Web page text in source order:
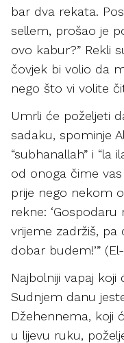
bar dva rekata.
sellem, prošao je
ovo kabur?” Rekli
čovjek bi volio da
nego što vi volite
Umrli će poželjeti
sadaku, spominje
“subhanallah” i “la
od onoga čime
prije nego nekom
rekne:
vrijeme zadržiš, pa
dobar budem!’”
Najbolniji vapaj
Sudnjem danu
Džehennema, koji
u lijevu ruku,